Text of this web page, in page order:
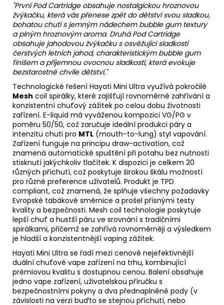
"První PodCartridgeobsahuje nostalgickou hroznovou
žvýkačku, která vás přenese zpět do dětství svou sladkou,
bohatou chutí s jemným nádechem bubble gum textury
a plným hroznovým aroma. Druhá Pod Cartridge
obsahuje jahodovou žvýkačku s osvěžující sladkostí
čerstvých letních jahod, charakteristickým bubble gum
finišem a příjemnou ovocnou sladkostí, která evokuje
bezstarostné chvíle dětství."
Technologické řešení Hayati Mini Ultra využívá pokročilé
Mesh coil spirálky, které zajišťují rovnoměrné zahřívání a
konzistentní chuťový zážitek po celou dobu životnosti
zařízení. E-liquid má vyváženou kompozici VG/PG v
poměru 50/50, což zaručuje ideální produkci páry a
intenzitu chuti pro MTL (mouth-to-lung) styl vapování.
Zařízení funguje na principu draw-activation, což
znamená automatické spuštění při potahu bez nutnosti
stisknutí jakýchkoliv tlačítek. K dispozici je celkem 20
různých příchutí, což poskytuje širokou škálu možností
pro různé preference uživatelů. Produkt je TPD
compliant, což znamená, že splňuje všechny požadavky
Evropské tabákové směrnice a prošel přísnými testy
kvality a bezpečnosti. Mesh coil technologie poskytuje
lepší chuť a hustší páru ve srovnání s tradičními
spirálkami, přičemž se zahřívá rovnoměrněji a výsledkem
je hladší a konzistentnější vaping zážitek.
Hayati Mini Ultra se řadí mezi cenově nejefektivnější
duální chuťové vape zařízení na trhu, kombinující
prémiovou kvalitu s dostupnou cenou. Balení obsahuje
jedno vape zařízení, uživatelskou příručku s
bezpečnostními pokyny a dva přednaplněné pody (v
závislosti na verzi buďto se stejnou příchutí, nebo